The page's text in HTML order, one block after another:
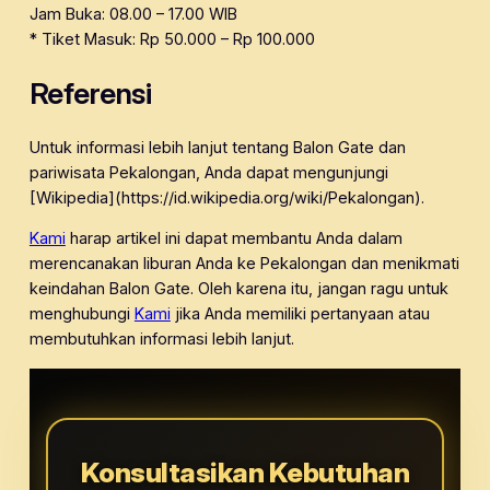
Jam Buka: 08.00 – 17.00 WIB
* Tiket Masuk: Rp 50.000 – Rp 100.000
Referensi
Untuk informasi lebih lanjut tentang Balon Gate dan
pariwisata Pekalongan, Anda dapat mengunjungi
[Wikipedia](https://id.wikipedia.org/wiki/Pekalongan).
Kami harap artikel ini dapat membantu Anda dalam
merencanakan liburan Anda ke Pekalongan dan menikmati
keindahan Balon Gate. Oleh karena itu, jangan ragu untuk
menghubungi Kami jika Anda memiliki pertanyaan atau
membutuhkan informasi lebih lanjut.
Konsultasikan Kebutuhan